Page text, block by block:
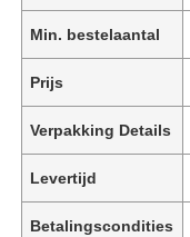
Min. bestelaantal
Prijs
Verpakking Details
Levertijd
Betalingscondities